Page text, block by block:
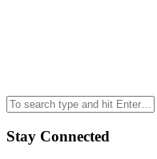
Stay Connected